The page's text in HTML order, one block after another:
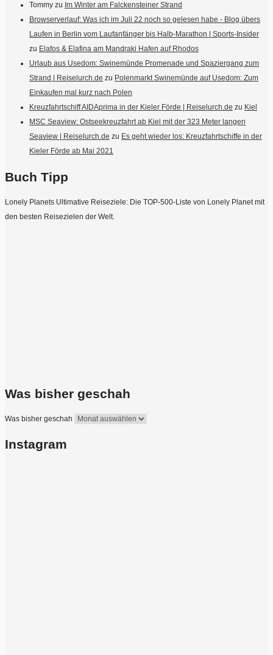
Tommy zu Im Winter am Falckensteiner Strand
Browserverlauf: Was ich im Juli 22 noch so gelesen habe - Blog übers
Laufen in Berlin vom Laufanfänger bis Halb-Marathon | Sports-Insider
zu Elafos & Elafina am Mandraki Hafen auf Rhodos
Urlaub aus Usedom: Swinemünde Promenade und Spaziergang zum
Strand | Reiselurch.de zu Polenmarkt Swinemünde auf Usedom: Zum
Einkaufen mal kurz nach Polen
Kreuzfahrtschiff AIDAprima in der Kieler Förde | Reiselurch.de zu Kiel
MSC Seaview: Ostseekreuzfahrt ab Kiel mit der 323 Meter langen
Seaview | Reiselurch.de zu Es geht wieder los: Kreuzfahrtschiffe in der
Kieler Förde ab Mai 2021
Buch Tipp
Lonely Planets Ultimative Reiseziele: Die TOP-500-Liste von Lonely Planet mit
den besten Reisezielen der Welt.
Was bisher geschah
Was bisher geschah
Instagram